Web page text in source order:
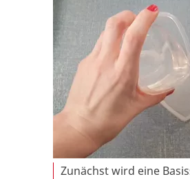
Zunächst wird eine